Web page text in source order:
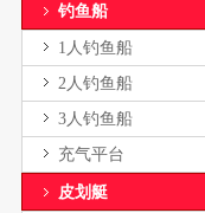
钓鱼船
1人钓鱼船
2人钓鱼船
3人钓鱼船
充气平台
皮划艇